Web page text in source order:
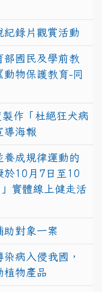
紀錄片觀賞活動
部國民及學前教
物保護教育-同
作「杜絕狂犬病
導海報
養成規律運動的
於10月7日至10
實體線上健走活
助對象一案
病入侵我國，
植物產品